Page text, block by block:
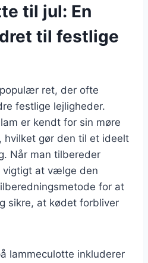
til jul: En
til festlige
ret, der ofte
festlige lejligheder.
er kendt for sin møre
hvilket gør den til et ideelt
Når man tilbereder
vigtigt at vælge den
for at
sikre, at kødet forbliver
lammeculotte inkluderer